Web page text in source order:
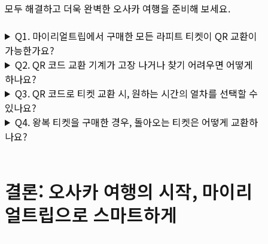
모두 해결하고 더욱 완벽한 오사카 여행을 준비해 보세요.
Q1. 마이리얼트립에서 구매한 모든 라피트 티켓이 QR 교환이
가능한가요?
Q2. QR 코드 교환 기계가 고장 나거나 찾기 어려우면 어떻게
하나요?
Q3. QR 코드로 티켓 교환 시, 원하는 시간의 열차를 선택할 수
있나요?
Q4. 왕복 티켓을 구매한 경우, 돌아오는 티켓은 어떻게 교환하
나요?
결론: 오사카 여행의 시작, 마이리
얼트립으로 스마트하게